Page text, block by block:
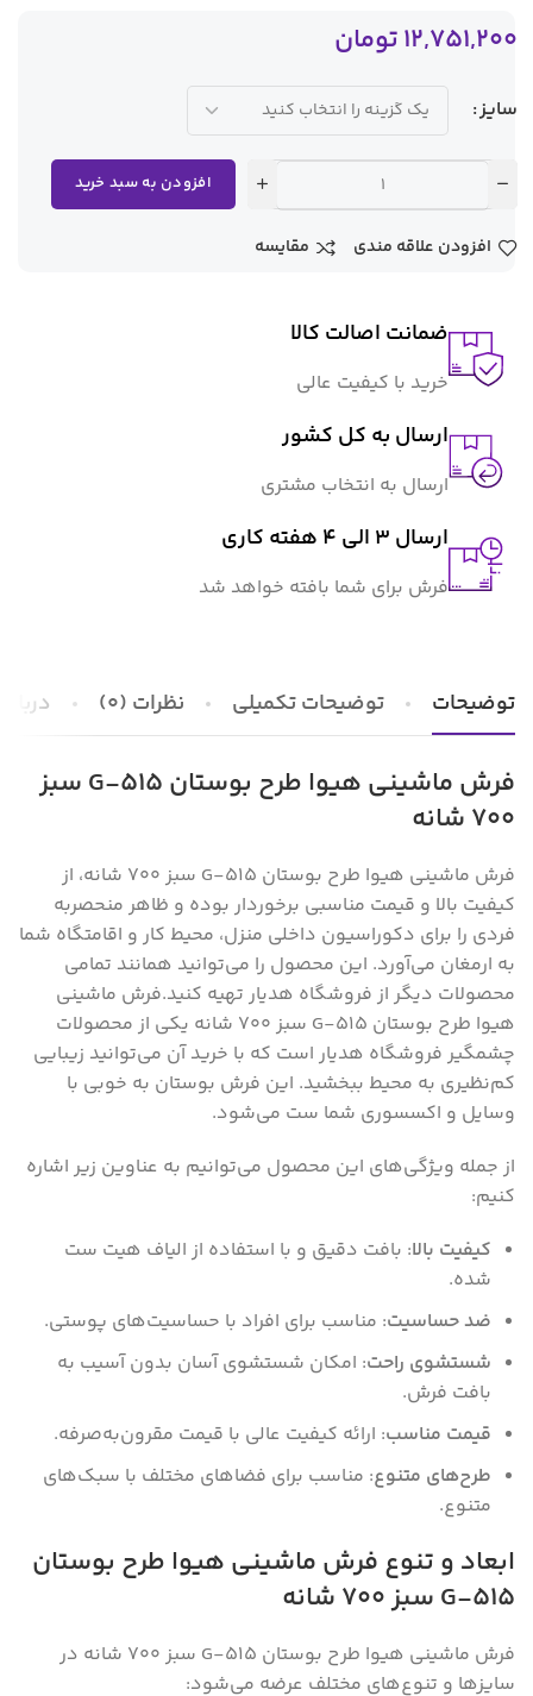
12,751,200تومان
سایز
افزودن به سبد خرید
افزودن علاقه مندی مقایسه
ضمانت اصالت کالا
خرید با کیفیت عالی
ارسال به کل کشور
ارسال به انتخاب مشتری
ارسال 3 الی 4 هفته کاری
فرش برای شما بافته خواهد شد
توضیحات توضیحات تکمیلی نظرات (0)
فرش ماشینی هیوا طرح بوستان G-515 سبز
۷۰۰ شانه
فرش ماشینی هیوا طرح بوستان G-515 سبز ۷۰۰ شانه، از
کیفیت بالا و قیمت مناسبی برخوردار بوده و ظاهر منحصر‌به
فردی را برای دکوراسیون داخلی منزل‌، محیط کار و اقامتگاه شما
به ارمغان می‌آورد. این محصول را می‌توانید همانند تمامی
محصولات دیگر از فروشگاه هدیار تهیه کنید.فرش ماشینی
هیوا طرح بوستان G-515 سبز ۷۰۰ شانه یکی از محصولات
چشمگیر فروشگاه هدیار است که با خرید آن می‌توانید زیبایی
کم‌نظیری به محیط ببخشید. این فرش بوستان به خوبی با
وسایل و اکسسوری شما ست می‌شود.
از جمله ویژگی‌های این محصول می‌توانیم به عناوین زیر اشاره
کنیم:
کیفیت بالا: بافت دقیق و با استفاده از الیاف هیت ست
شده.
ضد حساسیت: مناسب برای افراد با حساسیت‌های پوستی.
شستشوی راحت: امکان شستشوی آسان بدون آسیب به
بافت فرش.
قیمت مناسب: ارائه کیفیت عالی با قیمت مقرون‌به‌صرفه.
طرح‌های متنوع: مناسب برای فضاهای مختلف با سبک‌های
متنوع.
ابعاد و تنوع فرش ماشینی هیوا طرح بوستان
G-515 سبز ۷۰۰ شانه
فرش ماشینی هیوا طرح بوستان G-515 سبز ۷۰۰ شانه در
سایز‌ها و تنوع‌های مختلف عرضه می‌شود: